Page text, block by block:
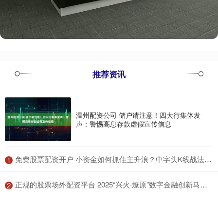
推荐资讯
温州配资公司 储户请注意！四大行集体发
声：警惕高息存款虚假宣传信息
1 ​免费股票配资开户 小资金如何抓住主升浪？中字头K线战法助你实现翻倍盈利梦
2 ​正规的股票场外配资平台 2025“兴火·燎原”数字金融创新马拉松公开赛南部赛区宣讲会将于广州启航